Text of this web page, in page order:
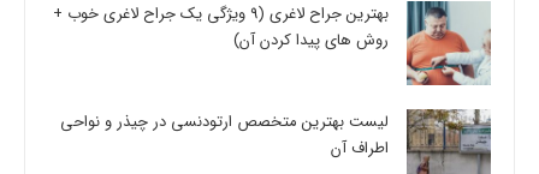
بهترین جراح لاغری (9 ویژگی یک جراح لاغری خوب +
روش های پیدا کردن آن)
لیست بهترین متخصص ارتودنسی در چیذر و نواحی
اطراف آن